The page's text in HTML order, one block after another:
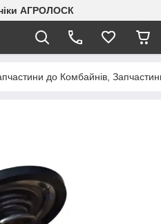
АГРОЛОСК
до Комбайнів,